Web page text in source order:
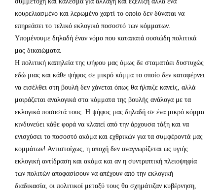
κουρελιασμένο και λερωμένο χαρτί το οποίο δεν δύναται να
επηρεάσει το τελικό εκλογικό ποσοστό των κόμματων.
Υπομένουμε δηλαδή έναν νόμο που καταπατά ουσιώδη πολιτικά
μας δικαιώματα.
Η πολιτική καπηλεία της ψήφου μας όμως δε σταματάει δυστυχώς
εδώ μιας και κάθε ψήφος σε μικρό κόμμα το οποίο δεν καταφέρνει
να εισέλθει στη βουλή δεν χάνεται όπως θα ήλπιζε κανείς, αλλά
μοιράζεται αναλογικά στα κόμματα της βουλής ανάλογα με τα
εκλογικά ποσοστά τους. Η ψήφος μας δηλαδή σε ένα μικρό κόμμα
κινδυνεύει κάθε φορά να κλαπεί από την άρχουσα τάξη και να
ενισχύσει το ποσοστό ακόμα και εχθρικών για τα συμφέροντά μας
κομμάτων! Αντιστοίχως, η αποχή δεν αναγνωρίζεται ως υγιής
εκλογική αντίδραση και ακόμα και αν η συντριπτική πλειοψηφία
των πολιτών αποφασίσουν να απέχουν από την εκλογική
διαδικασία, οι πολιτικοί μεταξύ τους θα σχημάτιζαν κυβέρνηση,